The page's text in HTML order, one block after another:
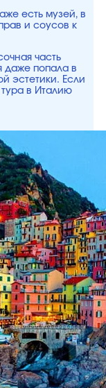
есть музей, в
и соусов к
часть
даже попала в
эстетики. Если
в Италию